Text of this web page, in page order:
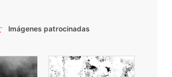
Imágenes patrocinadas